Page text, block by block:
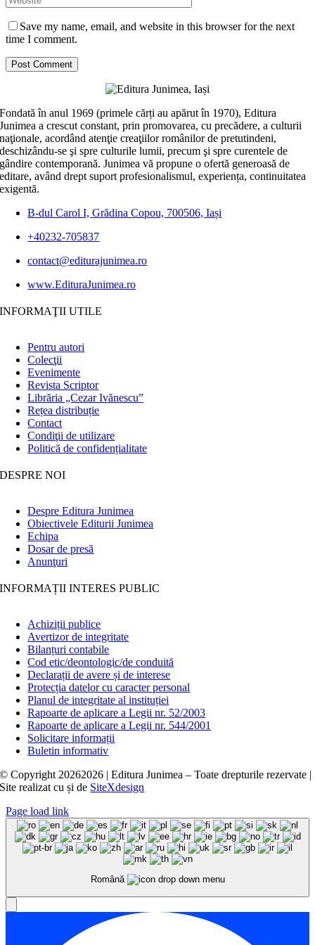
Save my name, email, and website in this browser for the next
time I comment.
Fondată în anul 1969 (primele cărți au apărut în 1970), Editura
Junimea a crescut constant, prin promovarea, cu precădere, a culturii
naţionale, acordând atenţie creaţiilor românilor de pretutindeni,
deschizându-se şi spre culturile lumii, precum şi spre curentele de
gândire contemporană. Junimea vă propune o ofertă generoasă de
editare, având drept suport profesionalismul, experiența, continuitatea
exigentă.
B-dul Carol I, Grădina Copou, 700506, Iași
+40232-705837
contact@editurajunimea.ro
www.EdituraJunimea.ro
INFORMAŢII UTILE
Pentru autori
Colecţii
Evenimente
Revista Scriptor
Librăria „Cezar Ivănescu”
Rețea distribuție
Contact
Condiţii de utilizare
Politică de confidențialitate
DESPRE NOI
Despre Editura Junimea
Obiectivele Editurii Junimea
Echipa
Dosar de presă
Anunţuri
INFORMAȚII INTERES PUBLIC
Achiziții publice
Avertizor de integritate
Bilanțuri contabile
Cod etic/deontologic/de conduită
Declarații de avere și de interese
Protecția datelor cu caracter personal
Planul de integritate al instituției
Rapoarte de aplicare a Legii nr. 52/2003
Rapoarte de aplicare a Legii nr. 544/2001
Solicitare informații
Buletin informativ
© Copyright 20262026 | Editura Junimea – Toate drepturile rezervate |
Site realizat cușide SiteXdesign
Page load link
Română